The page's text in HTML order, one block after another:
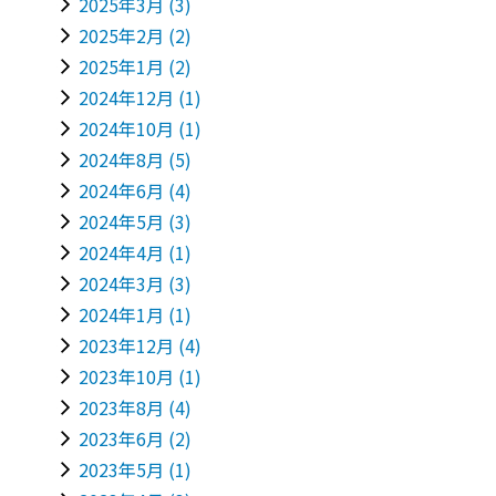
2025年2月 (2)
2025年1月 (2)
2024年12月 (1)
2024年10月 (1)
2024年8月 (5)
2024年6月 (4)
2024年5月 (3)
2024年4月 (1)
2024年3月 (3)
2024年1月 (1)
2023年12月 (4)
2023年10月 (1)
2023年8月 (4)
2023年6月 (2)
2023年5月 (1)